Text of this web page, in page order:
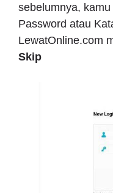
sebelumnya,
Password atau
LewatOnline.com
Skip